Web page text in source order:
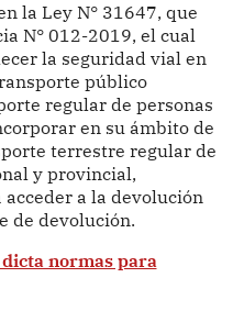
la Ley N° 31647, que
N° 012-2019, el cual
la seguridad vial en
público
regular de personas
en su ámbito de
terrestre regular de
y provincial,
a la devolución
de devolución.
normas para